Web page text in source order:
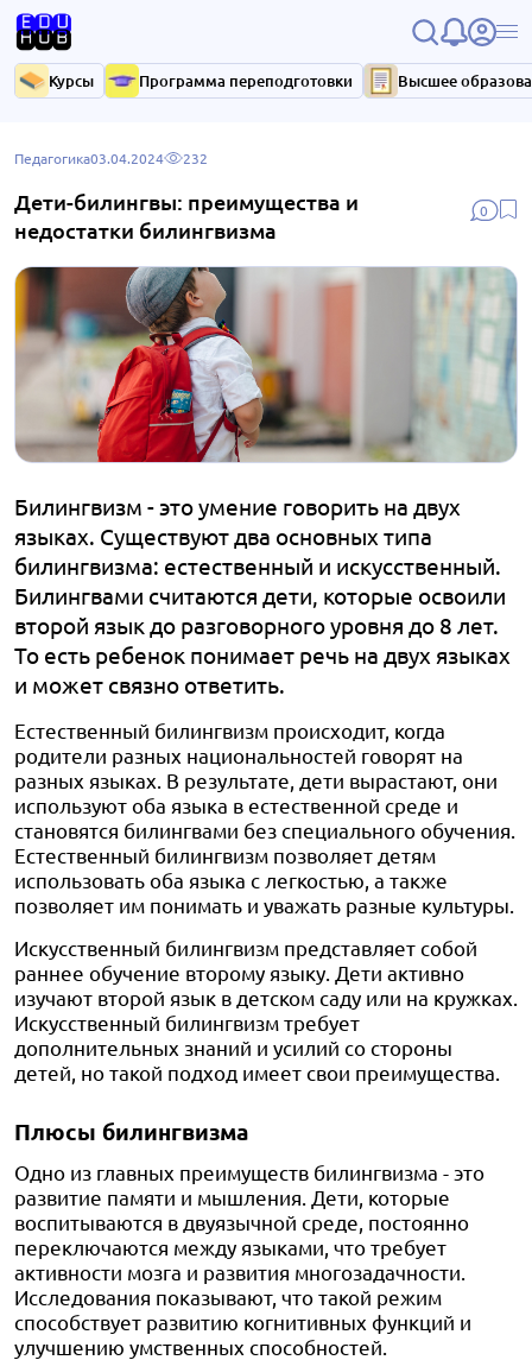
Курсы Программа переподготовки Высшее
0
Педагогика03.04.2024 232
Дети-билингвы: преимущества и
недостатки билингвизма
Билингвизм - это умение говорить на двух
языках. Существуют два основных типа
билингвизма: естественный и искусственный.
Билингвами считаются дети, которые освоили
второй язык до разговорного уровня до 8 лет.
То есть ребенок понимает речь на двух языках
и может связно ответить.
Естественный билингвизм происходит, когда
родители разных национальностей говорят на
разных языках. В результате, дети вырастают, они
используют оба языка в естественной среде и
становятся билингвами без специального обучения.
Естественный билингвизм позволяет детям
использовать оба языка с легкостью, а также
позволяет им понимать и уважать разные культуры.
Искусственный билингвизм представляет собой
раннее обучение второму языку. Дети активно
изучают второй язык в детском саду или на кружках.
Искусственный билингвизм требует
дополнительных знаний и усилий со стороны
детей, но такой подход имеет свои преимущества.
Плюсы билингвизма
Одно из главных преимуществ билингвизма - это
развитие памяти и мышления. Дети, которые
воспитываются в двуязычной среде, постоянно
переключаются между языками, что требует
активности мозга и развития многозадачности.
Исследования показывают, что такой режим
способствует развитию когнитивных функций и
улучшению умственных способностей.